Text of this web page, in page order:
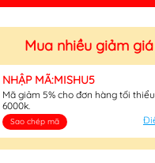
Mua nhiều giảm giá
NHẬP MÃ:MISHU5
Mã giảm 5% cho đơn hàng tối thiểu
6000k.
Sao chép mã